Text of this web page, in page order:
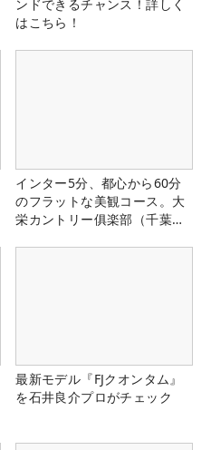
ンドできるチャンス！詳しく
はこちら！
インター5分、都心から60分
のフラットな美観コース。大
栄カントリー俱楽部（千葉
最新モデル『FJクオンタム』
を石井良介プロがチェック